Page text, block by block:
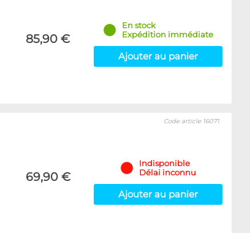
85,90 €
En stock
Expédition immédiate
Ajouter au panier
69,90 €
Code article 16071
Indisponible
Délai inconnu
Ajouter au panier